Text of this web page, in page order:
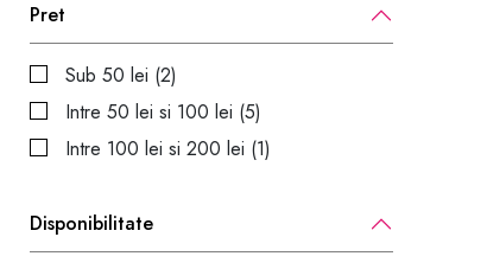
Pret
Sub 50 lei (2)
Intre 50 lei si 100 lei (5)
Intre 100 lei si 200 lei (1)
Disponibilitate